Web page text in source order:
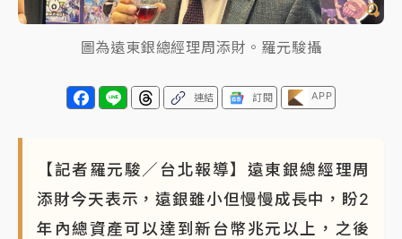
白海豚挾豪雨狂炸新北！時雨量破百毫米 水塔、雨棚
砸落毀車
福孩童齊暢玩
白海豚瘦身！中部以北防劇烈降水 本周天氣展望「多
雨不穩定」
圖為遠東銀總經理周添財。羅元駿攝
連結 訂閱 APP
【記者羅元駿／台北報導】遠東銀總經理周
添財今天表示，遠銀雖小但慢慢成長中，盼2
年內總資產可以達到新台幣兆元以上，之後